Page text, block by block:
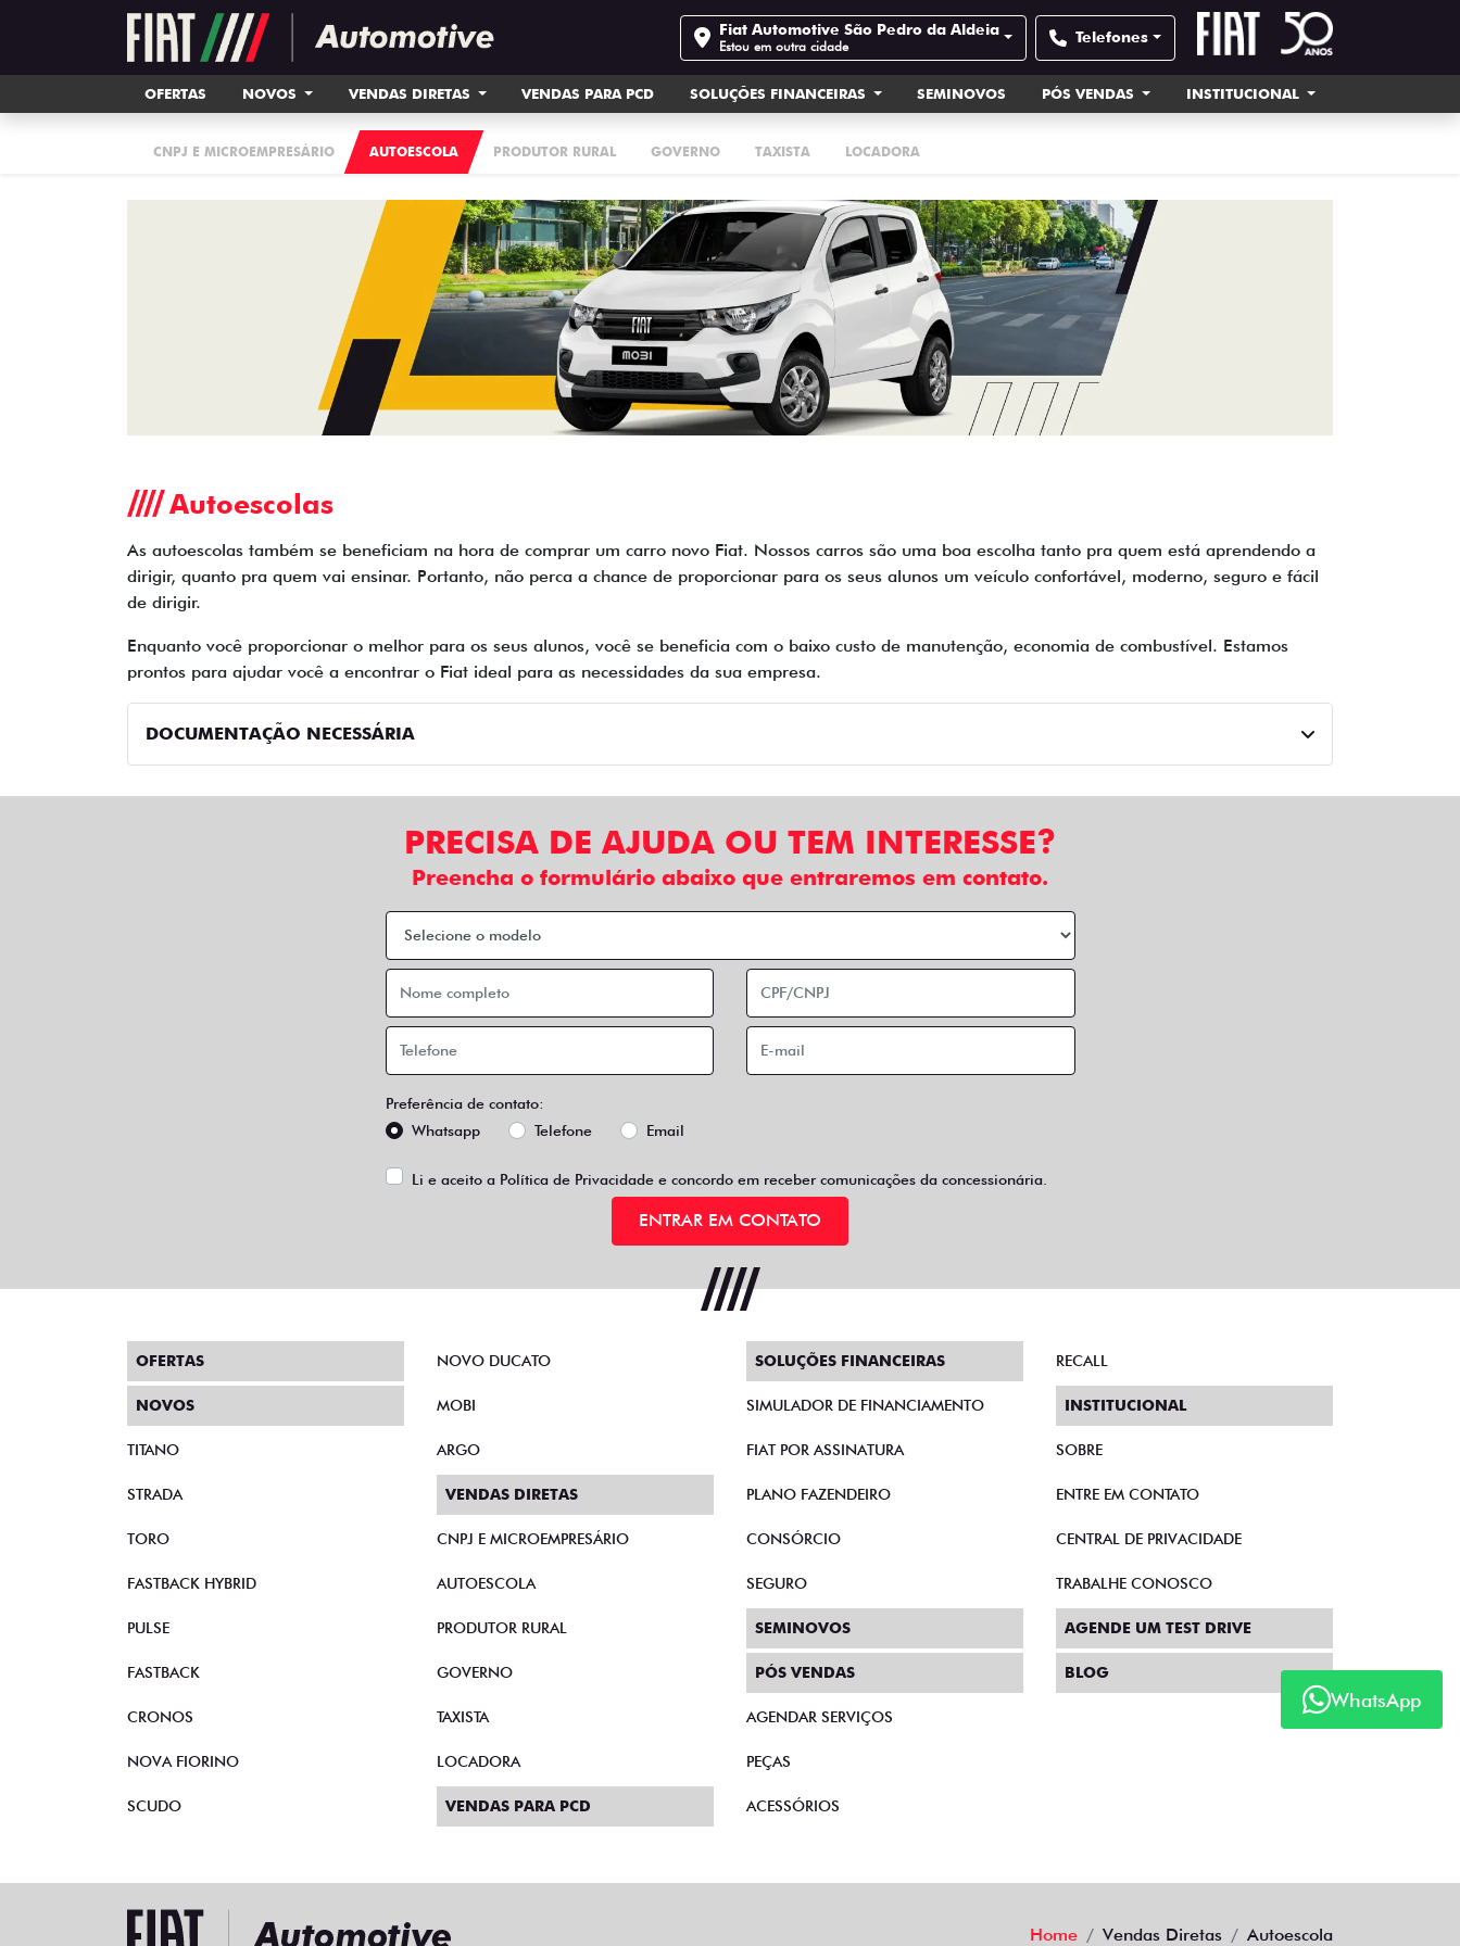
Fiat Automotive São Pedro da Aldeia
Estou em outra cidade Telefones
OFERTAS NOVOS VENDAS DIRETAS VENDAS PARA PCD SOLUÇÕES FINANCEIRAS SEMINOVOS PÓS VENDAS INSTITUCIONAL
CNPJ E MICROEMPRESÁRIO AUTOESCOLA PRODUTOR RURAL GOVERNO TAXISTA LOCADORA
Autoescolas
As autoescolas também se beneficiam na hora de comprar um carro novo Fiat. Nossos carros são uma boa escolha tanto pra quem está aprendendo a
dirigir, quanto pra quem vai ensinar. Portanto, não perca a chance de proporcionar para os seus alunos um veículo confortável, moderno, seguro e fácil
de dirigir.
Enquanto você proporcionar o melhor para os seus alunos, você se beneficia com o baixo custo de manutenção, economia de combustível. Estamos
prontos para ajudar você a encontrar o Fiat ideal para as necessidades da sua empresa.
DOCUMENTAÇÃO NECESSÁRIA
PRECISA DE AJUDA OU TEM INTERESSE?
Preencha o formulário abaixo que entraremos em contato.
Preferência de contato:
Whatsapp
Telefone Email
Li e aceito a Política de Privacidadee concordo em receber comunicações da concessionária.
ENTRAR EM CONTATO
WhatsApp
OFERTAS
NOVOS
TITANO
STRADA
TORO
FASTBACK HYBRID
PULSE
FASTBACK
CRONOS
NOVA FIORINO
SCUDO
NOVO DUCATO
MOBI
ARGO
VENDAS DIRETAS
CNPJ E MICROEMPRESÁRIO
AUTOESCOLA
PRODUTOR RURAL
GOVERNO
TAXISTA
LOCADORA
VENDAS PARA PCD
SOLUÇÕES FINANCEIRAS
SIMULADOR DE FINANCIAMENTO
FIAT POR ASSINATURA
PLANO FAZENDEIRO
CONSÓRCIO
SEGURO
SEMINOVOS
PÓS VENDAS
AGENDAR SERVIÇOS
PEÇAS
ACESSÓRIOS
RECALL
INSTITUCIONAL
SOBRE
ENTRE EM CONTATO
CENTRAL DE PRIVACIDADE
TRABALHE CONOSCO
AGENDE UM TEST DRIVE
BLOG
Home Vendas Diretas Autoescola